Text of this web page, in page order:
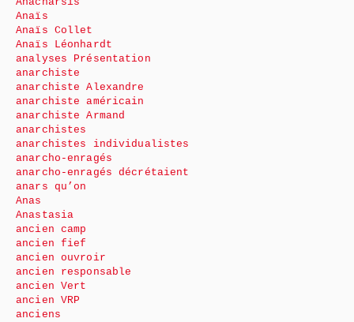
Anaïs
Anaïs Collet
Anaïs Léonhardt
analyses Présentation
anarchiste
anarchiste Alexandre
anarchiste américain
anarchiste Armand
anarchistes
anarchistes individualistes
anarcho-enragés
anarcho-enragés décrétaient
anars qu’on
Anas
Anastasia
ancien camp
ancien fief
ancien ouvroir
ancien responsable
ancien Vert
ancien VRP
anciens